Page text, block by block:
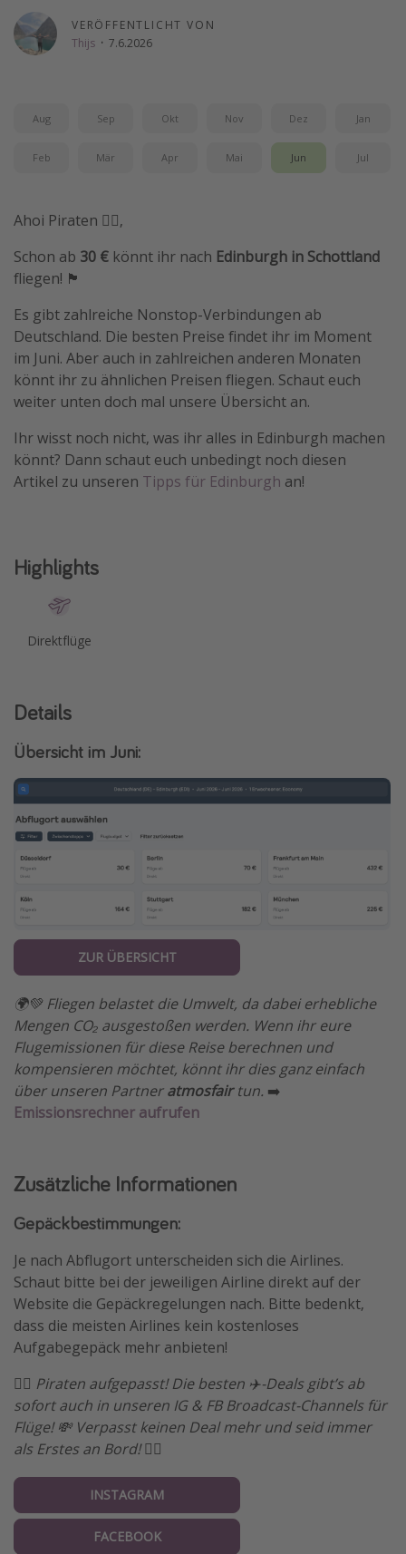
Strandurlaub
Gruppenreisen
Hotels am Achensee
Reise Journal
Rundreisen in Thailand
Reisepassfreie Reiseziele
Travel Know How
Silvesterreisen
Last Minute Urlaub Deutschland
VERÖFFENTLICHT VON
Thijs · 7.6.2026
Aug Sep Okt Nov Dez Jan
Feb Mär Apr Mai Jun Jul
Ahoi Piraten 🏴‍☠️,
Schon ab 30 € könnt ihr nach Edinburgh in Schottland
fliegen! 🏴󠁧󠁢󠁳󠁣󠁴󠁿
Es gibt zahlreiche Nonstop-Verbindungen ab
Deutschland. Die besten Preise findet ihr im Moment
im Juni. Aber auch in zahlreichen anderen Monaten
könnt ihr zu ähnlichen Preisen fliegen. Schaut euch
weiter unten doch mal unsere Übersicht an.
Ihr wisst noch nicht, was ihr alles in Edinburgh machen
könnt? Dann schaut euch unbedingt noch diesen
Artikel zu unseren Tipps für Edinburgh an!
Highlights
Direktflüge
Details
Übersicht im Juni:
ZUR ÜBERSICHT
🌍💚 Fliegen belastet die Umwelt, da dabei erhebliche
Mengen CO₂ ausgestoßen werden. Wenn ihr eure
Flugemissionen für diese Reise berechnen und
kompensieren möchtet, könnt ihr dies ganz einfach
über unseren Partneratmosfairtun. ➡️
Emissionsrechner aufrufen
Zusätzliche Informationen
Gepäckbestimmungen:
Je nach Abflugort unterscheiden sich die Airlines.
Schaut bitte bei der jeweiligen Airline direkt auf der
Website die Gepäckregelungen nach. Bitte bedenkt,
dass die meisten Airlines kein kostenloses
Aufgabegepäck mehr anbieten!
🏴‍☠️ Piraten aufgepasst! Die besten ✈️-Deals gibt’s ab
sofort auch in unseren IG & FB Broadcast-Channels für
Flüge! 💸 Verpasst keinen Deal mehr und seid immer
als Erstes an Bord! 🏴‍☠️
INSTAGRAM
FACEBOOK